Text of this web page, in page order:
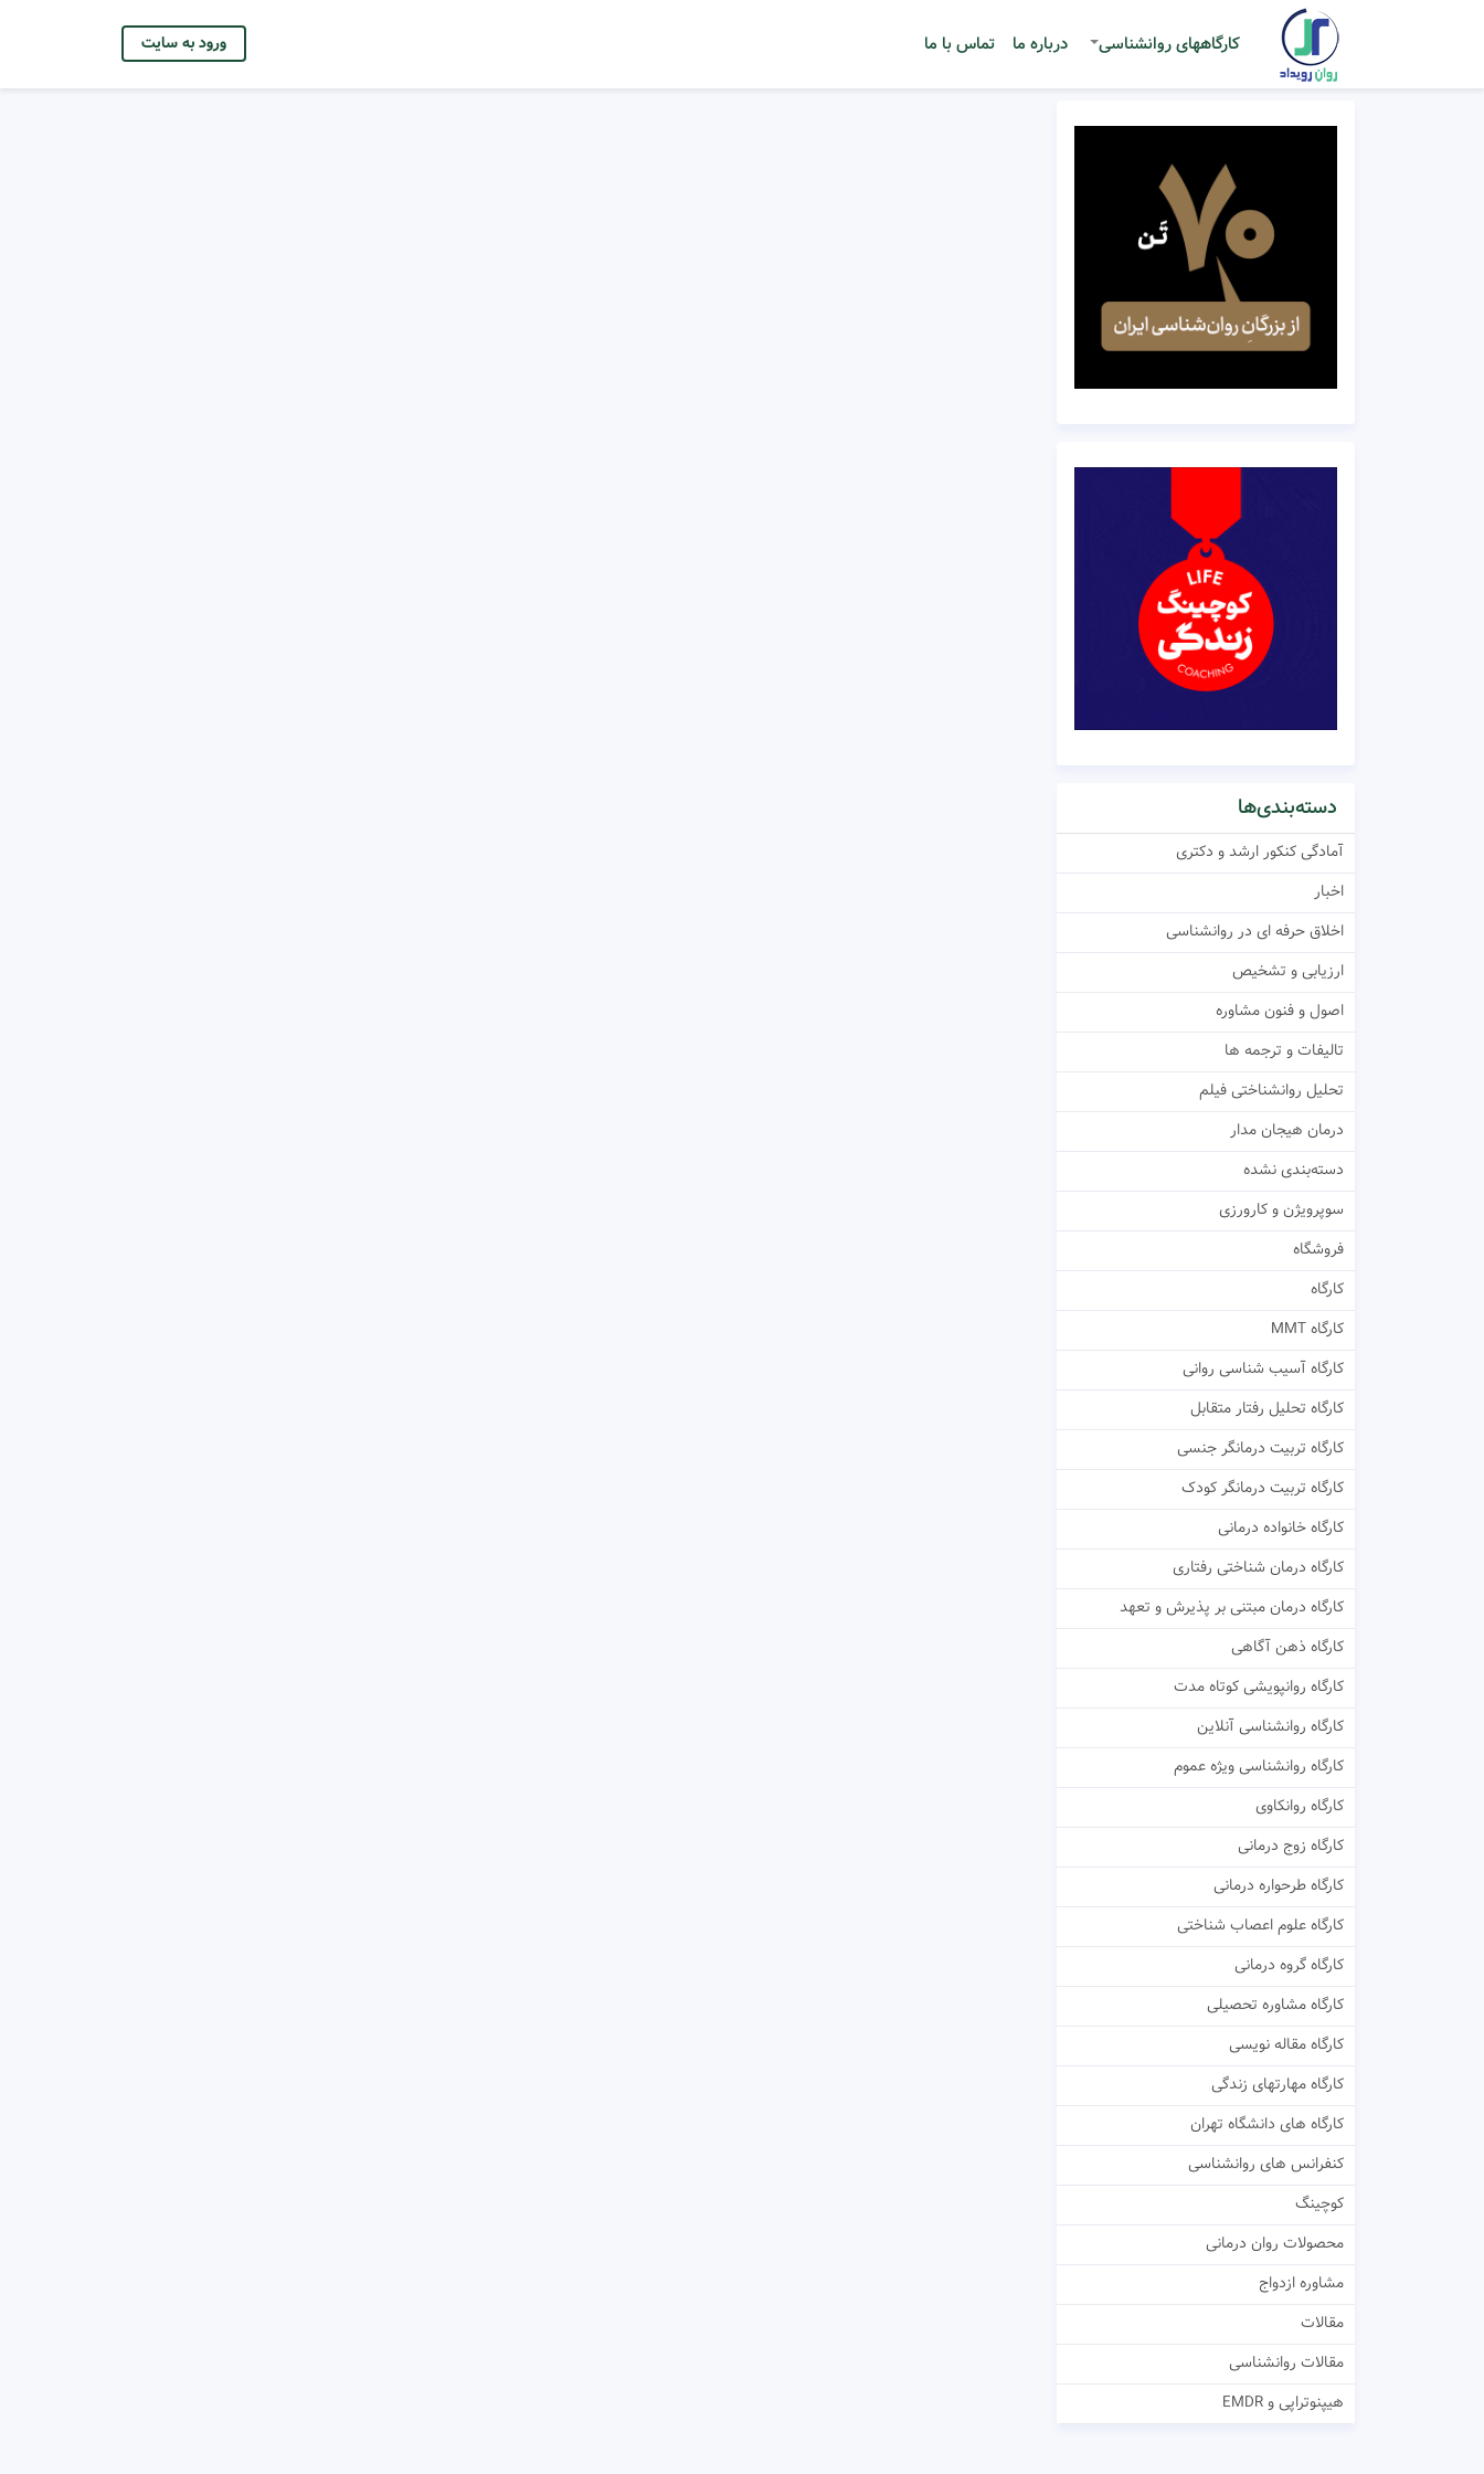
کارگاههای روانشناسی درباره ما تماس با ما ورود به سایت
دسته‌بندی‌ها
آمادگی کنکور ارشد و دکتری
اخبار
اخلاق حرفه ای در روانشناسی
ارزیابی و تشخیص
اصول و فنون مشاوره
تالیفات و ترجمه ها
تحلیل روانشناختی فیلم
درمان هیجان مدار
دسته‌بندی نشده
سوپرویژن و کارورزی
فروشگاه
کارگاه
کارگاه MMT
کارگاه آسیب شناسی روانی
کارگاه تحلیل رفتار متقابل
کارگاه تربیت درمانگر جنسی
کارگاه تربیت درمانگر کودک
کارگاه خانواده درمانی
کارگاه درمان شناختی رفتاری
کارگاه درمان مبتنی بر پذیرش و تعهد
کارگاه ذهن آگاهی
کارگاه روانپویشی کوتاه مدت
کارگاه روانشناسی آنلاین
کارگاه روانشناسی ویژه عموم
کارگاه روانکاوی
کارگاه زوج درمانی
کارگاه طرحواره درمانی
کارگاه علوم اعصاب شناختی
کارگاه گروه درمانی
کارگاه مشاوره تحصیلی
کارگاه مقاله نویسی
کارگاه مهارتهای زندگی
کارگاه های دانشگاه تهران
کنفرانس های روانشناسی
کوچینگ
محصولات روان درمانی
مشاوره ازدواج
مقالات
مقالات روانشناسی
هیپنوتراپی و EMDR